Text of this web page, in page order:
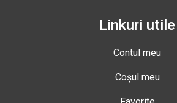
Linkuri utile
Contul meu
Coșul meu